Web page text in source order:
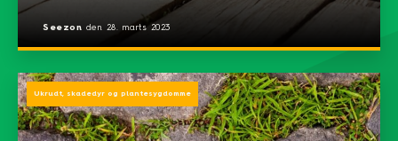
Seezon den 28. marts 2023
Ukrudt, skadedyr og plantesygdomme